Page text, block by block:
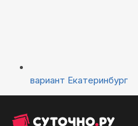
вариант Екатеринбург